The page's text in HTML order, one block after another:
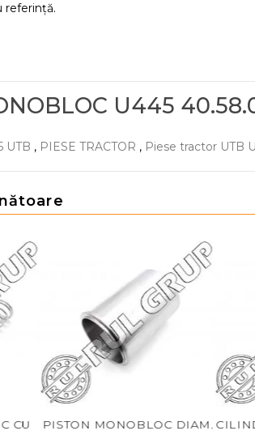
referință.
U445
UTB , PIESE TRACTOR , Piese tractor UTB
MONOBLOC DIAM.CILINDRU